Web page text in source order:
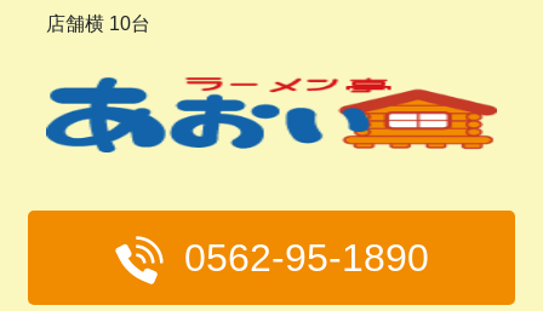
店舗横 10台
0562-95-1890